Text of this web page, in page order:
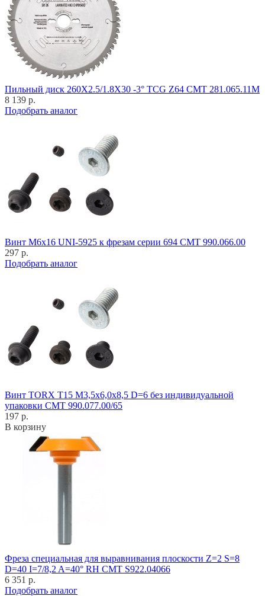
Пильный диск 260X2.5/1.8X30 -3° TCG Z64 CMT 281.065.11M
8 139 р.
Подобрать аналог
Винт M6x16 UNI-5925 к фрезам серии 694 CMT 990.066.00
297 р.
Подобрать аналог
Винт TORX T15 M3,5x6,0x8,5 D=6 без индивидуальной
упаковки CMT 990.077.00/65
197 р.
В корзину
Фреза специальная для выравнивания плоскости Z=2 S=8
D=40 I=7/8,2 A=40° RH CMT S922.04066
6 351 р.
Подобрать аналог